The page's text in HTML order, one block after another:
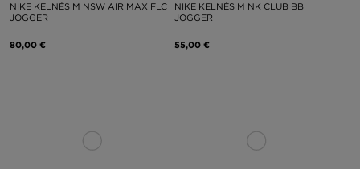
NIKE KELNĖS M NSW AIR MAX FLC
JOGGER
80,00 €
NIKE KELNĖS M NK CLUB BB
JOGGER
55,00 €